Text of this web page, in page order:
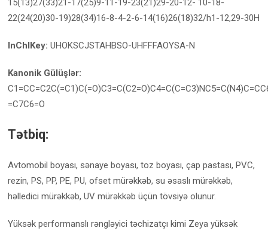
15(13)27(33)21-17(25)9-11-19-23(21)29-20-12- 10-18-
22(24(20)30-19)28(34)16-8-4-2-6-14(16)26(18)32/h1-12,29-30H
InChIKey: UHOKSCJSTAHBSO-UHFFFAOYSA-N
Kanonik Gülüşlər:
=C7C6=O
Tətbiq:
Avtomobil boyası, sənaye boyası, toz boyası, çap pastası, PVC,
rezin, PS, PP, PE, PU, ofset mürəkkəb, su əsaslı mürəkkəb,
həlledici mürəkkəb, UV mürəkkəb üçün tövsiyə olunur.
Yüksək performanslı rəngləyici təchizatçı kimi Zeya yüksək